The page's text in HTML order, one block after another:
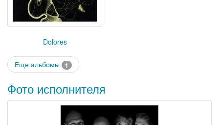
Dolores
Еще альбомы 1
Фото исполнителя